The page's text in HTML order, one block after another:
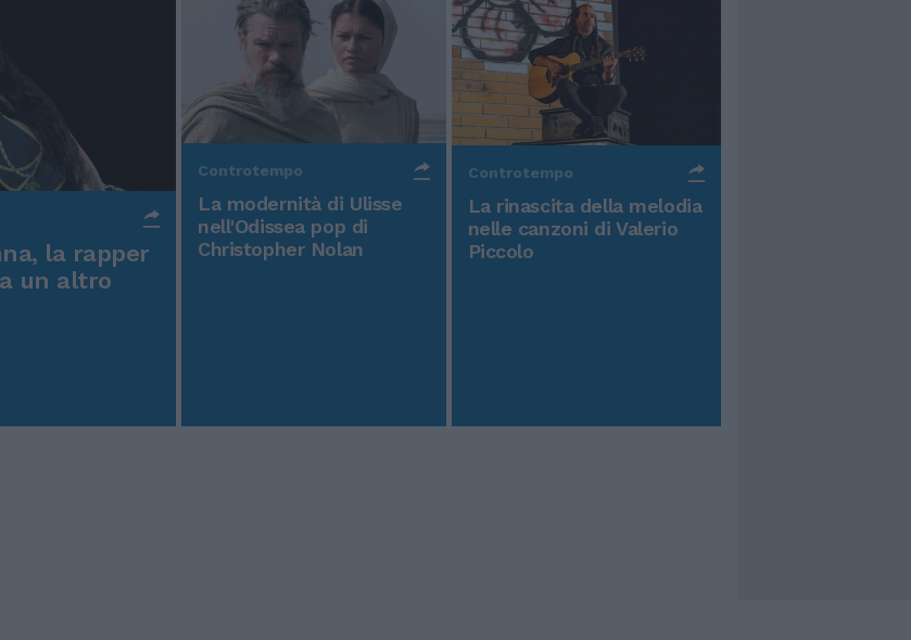
la rapper
un altro
Controtempo
La modernità di Ulisse
nell'Odissea pop di
Christopher Nolan
Controtempo
La rinascita della melodia
nelle canzoni di Valerio
Piccolo